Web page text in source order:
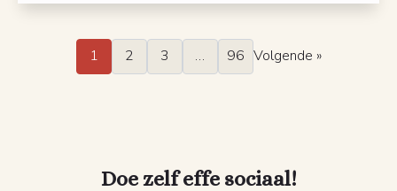
1 2 3 … 96 Volgende »
Doe zelf effe sociaal!